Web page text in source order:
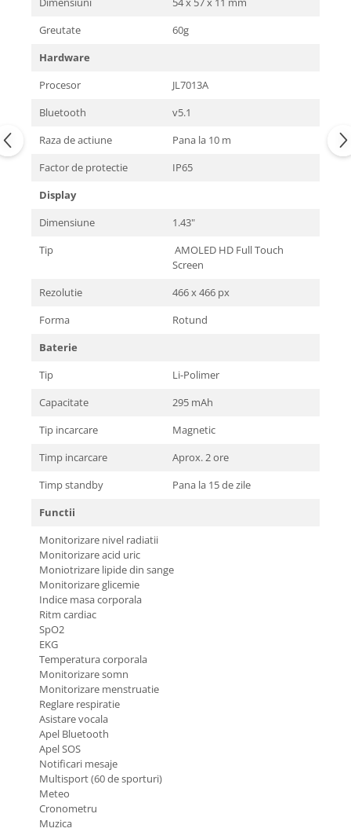
Greutate
60g
Hardware
Procesor
JL7013A
Bluetooth
v5.1
Raza de actiune
Pana la 10 m
Factor de protectie
IP65
Display
Dimensiune
1.43"
Tip
AMOLED HD Full Touch
Screen
Rezolutie
466 x 466 px
Forma
Rotund
Baterie
Tip
Li-Polimer
Capacitate
295 mAh
Tip incarcare
Magnetic
Timp incarcare
Aprox. 2 ore
Timp standby
Pana la 15 de zile
Functii
Monitorizare nivel radiatii
Monitorizare acid uric
Moniotrizare lipide din sange
Monitorizare glicemie
Indice masa corporala
Ritm cardiac
SpO2
EKG
Temperatura corporala
Monitorizare somn
Monitorizare menstruatie
Reglare respiratie
Asistare vocala
Apel Bluetooth
Apel SOS
Notificari mesaje
Multisport (60 de sporturi)
Meteo
Cronometru
Muzica